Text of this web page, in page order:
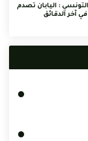
: اليابان تصدم
آخر الدقائق